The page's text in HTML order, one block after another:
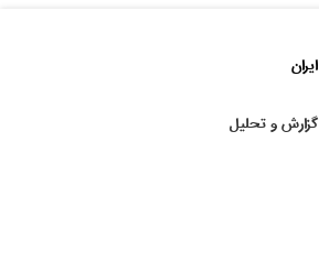
ایران
گزارش و تحلیل